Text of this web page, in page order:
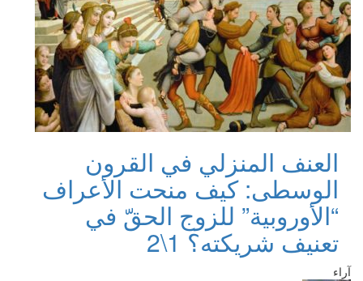
العنف المنزلي في القرون
الوسطى: كيف منحت الأعراف
“الأوروبية” للزوج الحقّ في
تعنيف شريكته؟ 1\2
آراء